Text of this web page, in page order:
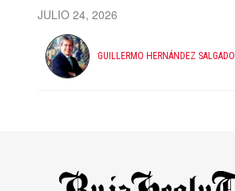
JULIO 24, 2026
GUILLERMO HERNÁNDEZ SALGADO